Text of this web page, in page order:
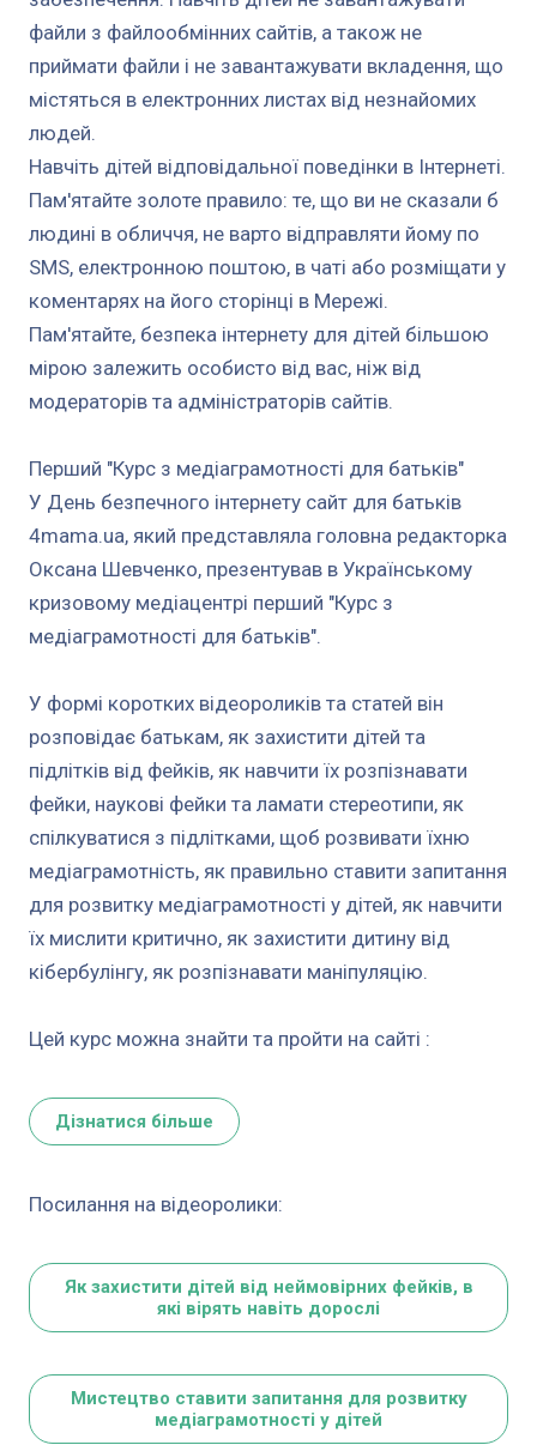
файли з файлообмінних сайтів, а також не
приймати файли і не завантажувати вкладення, що
містяться в електронних листах від незнайомих
людей.
Навчіть дітей відповідальної поведінки в Інтернеті.
Пам'ятайте золоте правило: те, що ви не сказали б
людині в обличчя, не варто відправляти йому по
SMS, електронною поштою, в чаті або розміщати у
коментарях на його сторінці в Мережі.
Пам'ятайте, безпека інтернету для дітей більшою
мірою залежить особисто від вас, ніж від
модераторів та адміністраторів сайтів.
Перший "Курс з медіаграмотності для батьків"
У День безпечного інтернету сайт для батьків
4mama.ua, який представляла головна редакторка
Оксана Шевченко, презентував в Українському
кризовому медіацентрі перший "Курс з
медіаграмотності для батьків".
У формі коротких відеороликів та статей він
розповідає батькам, як захистити дітей та
підлітків від фейків, як навчити їх розпізнавати
фейки, наукові фейки та ламати стереотипи, як
спілкуватися з підлітками, щоб розвивати їхню
медіаграмотність, як правильно ставити запитання
для розвитку медіаграмотності у дітей, як навчити
їх мислити критично, як захистити дитину від
кібербулінгу, як розпізнавати маніпуляцію.
Цей курс можна знайти та пройти на сайті :
Дізнатися більше
Посилання на відеоролики:
Як захистити дітей від неймовірних фейків, в
які вірять навіть дорослі
Мистецтво ставити запитання для розвитку
медіаграмотності у дітей